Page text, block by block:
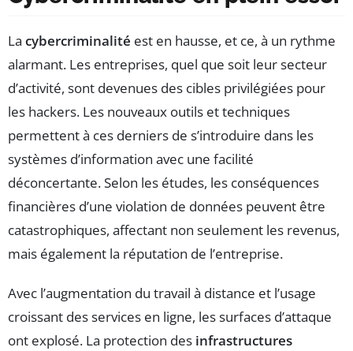
La cybercriminalité est en hausse, et ce, à un rythme
alarmant. Les entreprises, quel que soit leur secteur
d’activité, sont devenues des cibles privilégiées pour
les hackers. Les nouveaux outils et techniques
permettent à ces derniers de s’introduire dans les
systèmes d’information avec une facilité
déconcertante. Selon les études, les conséquences
financières d’une violation de données peuvent être
catastrophiques, affectant non seulement les revenus,
mais également la réputation de l’entreprise.
Avec l’augmentation du travail à distance et l’usage
croissant des services en ligne, les surfaces d’attaque
ont explosé. La protection des infrastructures